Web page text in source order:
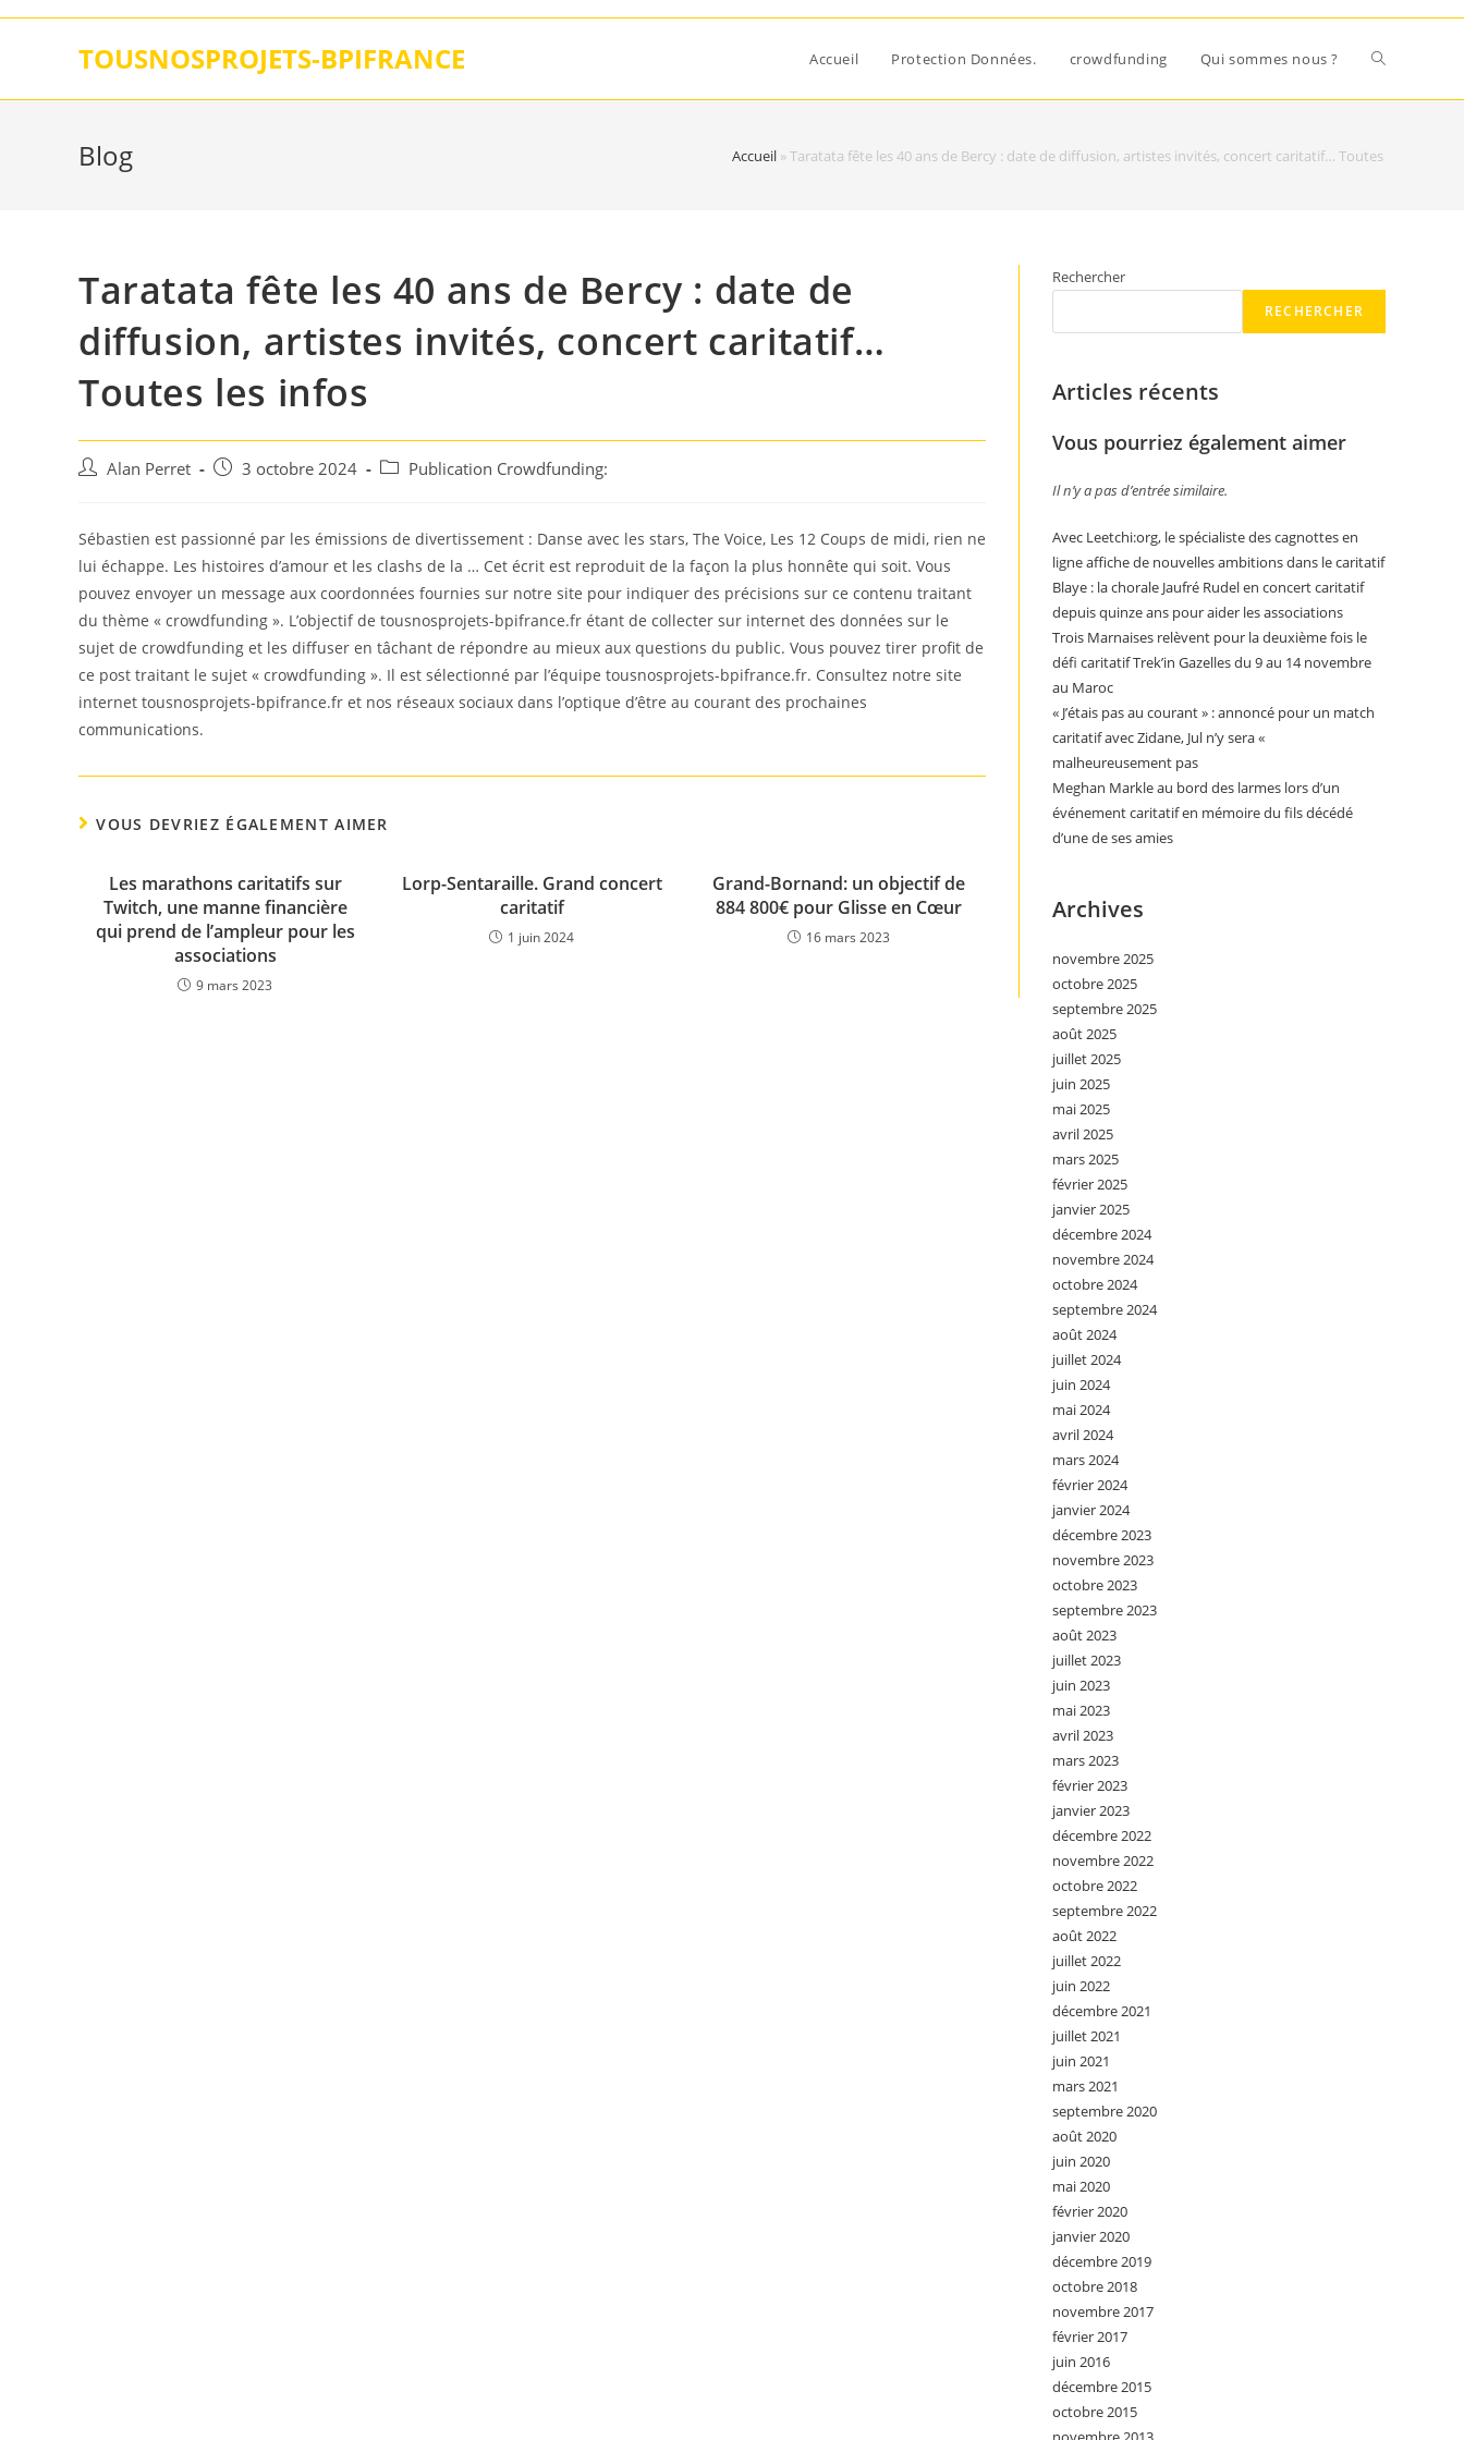
Skip
TOUSNOSPROJETS-BPIFRANCE Accueil Protection Données. crowdfunding Qui sommes nous ?
Blog Accueil »Taratata fête les 40 ans de Bercy : date de diffusion, artistes invités, concert caritatif… Toutes les infos
Taratata fête les 40 ans de Bercy : date de
diffusion, artistes invités, concert caritatif…
Toutes les infos
Auteur/autrice
publication :
Alan Perret
Post3 octobre 2024
Post Publication Crowdfunding:
Sébastien est passionné par les émissions de divertissement : Danse avec les stars, The Voice, Les 12 Coups de midi, rien ne
lui échappe. Les histoires d’amour et les clashs de la … Cet écrit est reproduit de la façon la plus honnête qui soit. Vous
pouvez envoyer un message aux coordonnées fournies sur notre site pour indiquer des précisions sur ce contenu traitant
du thème « crowdfunding ». L’objectif de tousnosprojets-bpifrance.fr étant de collecter sur internet des données sur le
sujet de crowdfunding et les diffuser en tâchant de répondre au mieux aux questions du public. Vous pouvez tirer profit de
ce post traitant le sujet « crowdfunding ». Il est sélectionné par l’équipe tousnosprojets-bpifrance.fr. Consultez notre site
internet tousnosprojets-bpifrance.fr et nos réseaux sociaux dans l’optique d’être au courant des prochaines
communications.
VOUS DEVRIEZ ÉGALEMENT AIMER
Les marathons caritatifs sur
Twitch, une manne financière
qui prend de l’ampleur pour les
associations
9 mars 2023
Lorp-Sentaraille. Grand concert
caritatif
1 juin 2024
Grand-Bornand: un objectif de
884 800€ pour Glisse en Cœur
16 mars 2023
Rechercher
RECHERCHER
Articles récents
Vous pourriez également aimer
Il n’y a pas d’entrée similaire.
Avec Leetchi:org, le spécialiste des cagnottes en
ligne affiche de nouvelles ambitions dans le caritatif
Blaye : la chorale Jaufré Rudel en concert caritatif
depuis quinze ans pour aider les associations
Trois Marnaises relèvent pour la deuxième fois le
défi caritatif Trek’in Gazelles du 9 au 14 novembre
au Maroc
« J’étais pas au courant » : annoncé pour un match
caritatif avec Zidane, Jul n’y sera «
malheureusement pas
Meghan Markle au bord des larmes lors d’un
événement caritatif en mémoire du fils décédé
d’une de ses amies
Archives
novembre 2025
octobre 2025
septembre 2025
août 2025
juillet 2025
juin 2025
mai 2025
avril 2025
mars 2025
février 2025
janvier 2025
décembre 2024
novembre 2024
octobre 2024
septembre 2024
août 2024
juillet 2024
juin 2024
mai 2024
avril 2024
mars 2024
février 2024
janvier 2024
décembre 2023
novembre 2023
octobre 2023
septembre 2023
août 2023
juillet 2023
juin 2023
mai 2023
avril 2023
mars 2023
février 2023
janvier 2023
décembre 2022
novembre 2022
octobre 2022
septembre 2022
août 2022
juillet 2022
juin 2022
décembre 2021
juillet 2021
juin 2021
mars 2021
septembre 2020
août 2020
juin 2020
mai 2020
février 2020
janvier 2020
décembre 2019
octobre 2018
novembre 2017
février 2017
juin 2016
décembre 2015
octobre 2015